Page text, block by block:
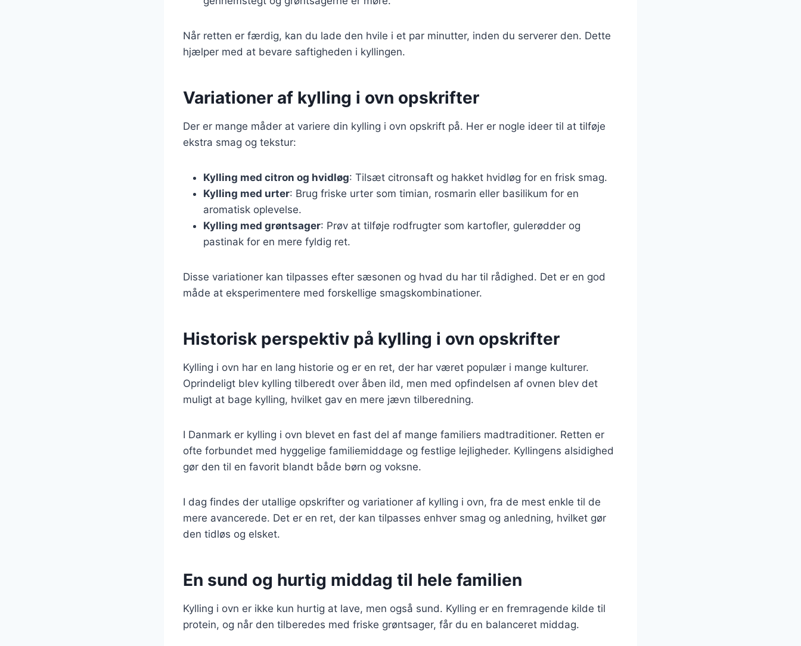
Når retten er færdig, kan du lade den hvile i et par minutter, inden du serverer den. Dette
hjælper med at bevare saftigheden i kyllingen.
Variationer af kylling i ovn opskrifter
Der er mange måder at variere din kylling i ovn opskrift på. Her er nogle ideer til at tilføje
ekstra smag og tekstur:
Kylling med citron og hvidløg: Tilsæt citronsaft og hakket hvidløg for en frisk smag.
Kylling med urter: Brug friske urter som timian, rosmarin eller basilikum for en
aromatisk oplevelse.
Kylling med grøntsager: Prøv at tilføje rodfrugter som kartofler, gulerødder og
pastinak for en mere fyldig ret.
Disse variationer kan tilpasses efter sæsonen og hvad du har til rådighed. Det er en god
måde at eksperimentere med forskellige smagskombinationer.
Historisk perspektiv på kylling i ovn opskrifter
Kylling i ovn har en lang historie og er en ret, der har været populær i mange kulturer.
Oprindeligt blev kylling tilberedt over åben ild, men med opfindelsen af ovnen blev det
muligt at bage kylling, hvilket gav en mere jævn tilberedning.
I Danmark er kylling i ovn blevet en fast del af mange familiers madtraditioner. Retten er
ofte forbundet med hyggelige familiemiddage og festlige lejligheder. Kyllingens alsidighed
gør den til en favorit blandt både børn og voksne.
I dag findes der utallige opskrifter og variationer af kylling i ovn, fra de mest enkle til de
mere avancerede. Det er en ret, der kan tilpasses enhver smag og anledning, hvilket gør
den tidløs og elsket.
En sund og hurtig middag til hele familien
Kylling i ovn er ikke kun hurtig at lave, men også sund. Kylling er en fremragende kilde til
protein, og når den tilberedes med friske grøntsager, får du en balanceret middag.